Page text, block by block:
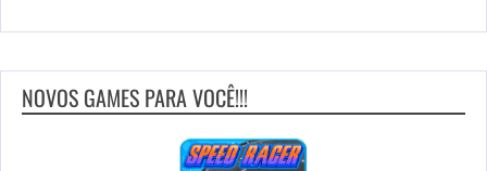
NOVOS GAMES PARA VOCÊ!!!